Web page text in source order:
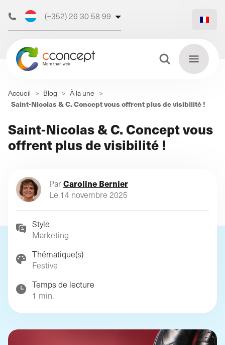
(+352) 26 30 58 99
(+32) 473 50 31 70
Recherche
de
: Découvrez
notre
agence web
savoir
plus
Notre
accompagnement
Notre
Accueil > Blog > À la une >
Saint-Nicolas & C. Concept vous offrent plus de visibilité !
Saint-Nicolas & C. Concept vous
offrent plus de visibilité !
ParCaroline Bernier
Le 14 novembre 2025
Style
Marketing
Thématique(s)
Festive
Temps de lecture
1 min.